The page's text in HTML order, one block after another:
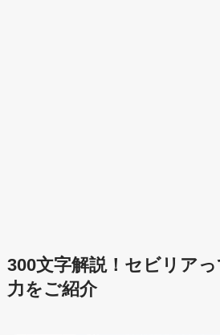
300文字解説！セビリア
力をご紹介